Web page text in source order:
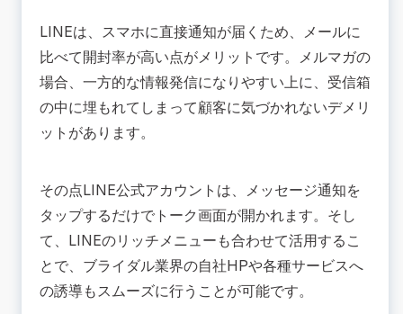
LINEは、スマホに直接通知が届くため、メールに
比べて開封率が高い点がメリットです。メルマガの
場合、一方的な情報発信になりやすい上に、受信箱
の中に埋もれてしまって顧客に気づかれないデメリ
ットがあります。
その点LINE公式アカウントは、メッセージ通知を
タップするだけでトーク画面が開かれます。そし
て、LINEのリッチメニューも合わせて活用するこ
とで、ブライダル業界の自社HPや各種サービスへ
の誘導もスムーズに行うことが可能です。